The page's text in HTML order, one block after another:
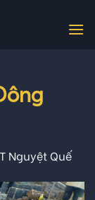
Nguyệt Quế